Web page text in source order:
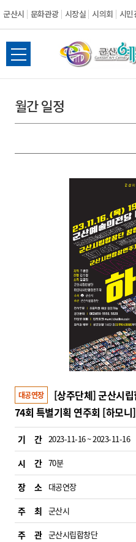
군산시 문화관광 시장실 시의회 시민
전
체
뉴
열
월간 일정
대공연장
[상주단체] 군산시
74회 특별기획 연주회 [하모
기 간 2023-11-16 ~ 2023-11-16
시 간 70분
장 소 대공연장
주 최 군산시
주 관 군산시립합창단